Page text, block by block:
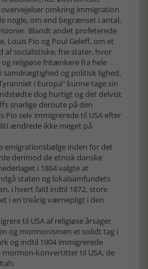
omkring immigration
nogle, om end begrænset i antal,
Blandt andet profeterede
Louis Pio og Poul Geleff, om et
af socialistiske, frie stater, hvor
religiøse fritænkere fra hele
samdrægtighed og politisk lighed,
i Europa” kunne tage sin
dog hurtigt og det delvist
snarlige deroute på den
Pio selv immigrerede til USA efter
ændrede ikke meget på
emigrationsbølge inden for det
derimod de etnisk danske
i 1864 valgte at
staten og lokalsamfundets
i hvert fald indtil 1872, store
i en treårig værnepligt i den
til USA af religiøse årsager.
og mormonismen et solidt tag i
og indtil 1904 immigrerede
mormon-konvertitter til USA, de